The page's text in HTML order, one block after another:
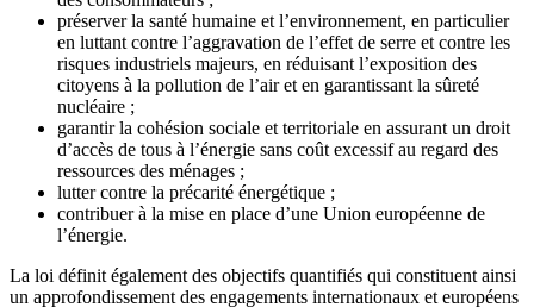
préserver la santé humaine et l’environnement, en particulier
en luttant contre l’aggravation de l’effet de serre et contre les
risques industriels majeurs, en réduisant l’exposition des
citoyens à la pollution de l’air et en garantissant la sûreté
nucléaire ;
garantir la cohésion sociale et territoriale en assurant un droit
d’accès de tous à l’énergie sans coût excessif au regard des
ressources des ménages ;
lutter contre la précarité énergétique ;
contribuer à la mise en place d’une Union européenne de
l’énergie.
La loi définit également des objectifs quantifiés qui constituent ainsi
un approfondissement des engagements internationaux et européens